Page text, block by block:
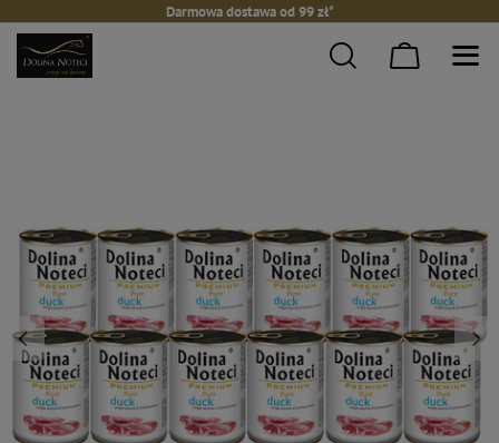
Darmowa dostawa od 99 zł*